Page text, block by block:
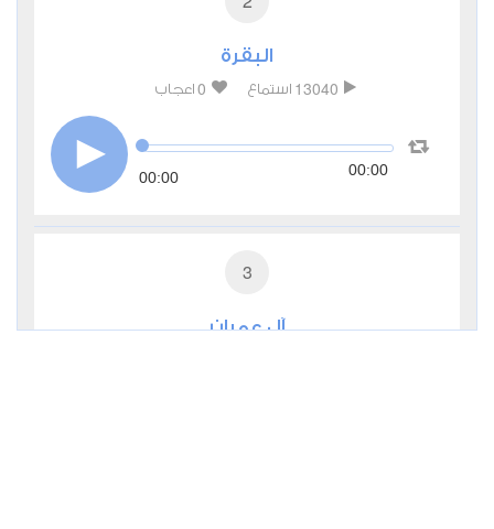
البقرة
13040 استماع 0 اعجاب
00:00 00:00
3
آل عمران